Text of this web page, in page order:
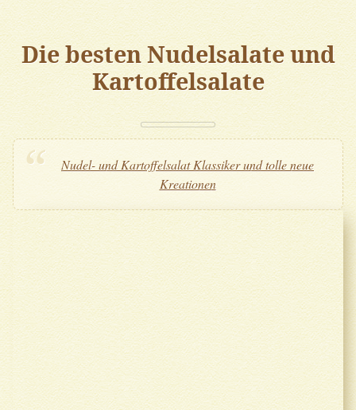
Die besten Nudelsalate und
Kartoffelsalate
Nudel- und Kartoffelsalat Klassiker und tolle neue
Kreationen